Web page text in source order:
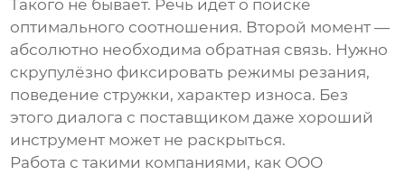
Такого не бывает. Речь идёт о поиске
оптимального соотношения. Второй момент —
абсолютно необходима обратная связь. Нужно
скрупулёзно фиксировать режимы резания,
поведение стружки, характер износа. Без
этого диалога с поставщиком даже хороший
инструмент может не раскрыться.
Работа с такими компаниями, как ООО